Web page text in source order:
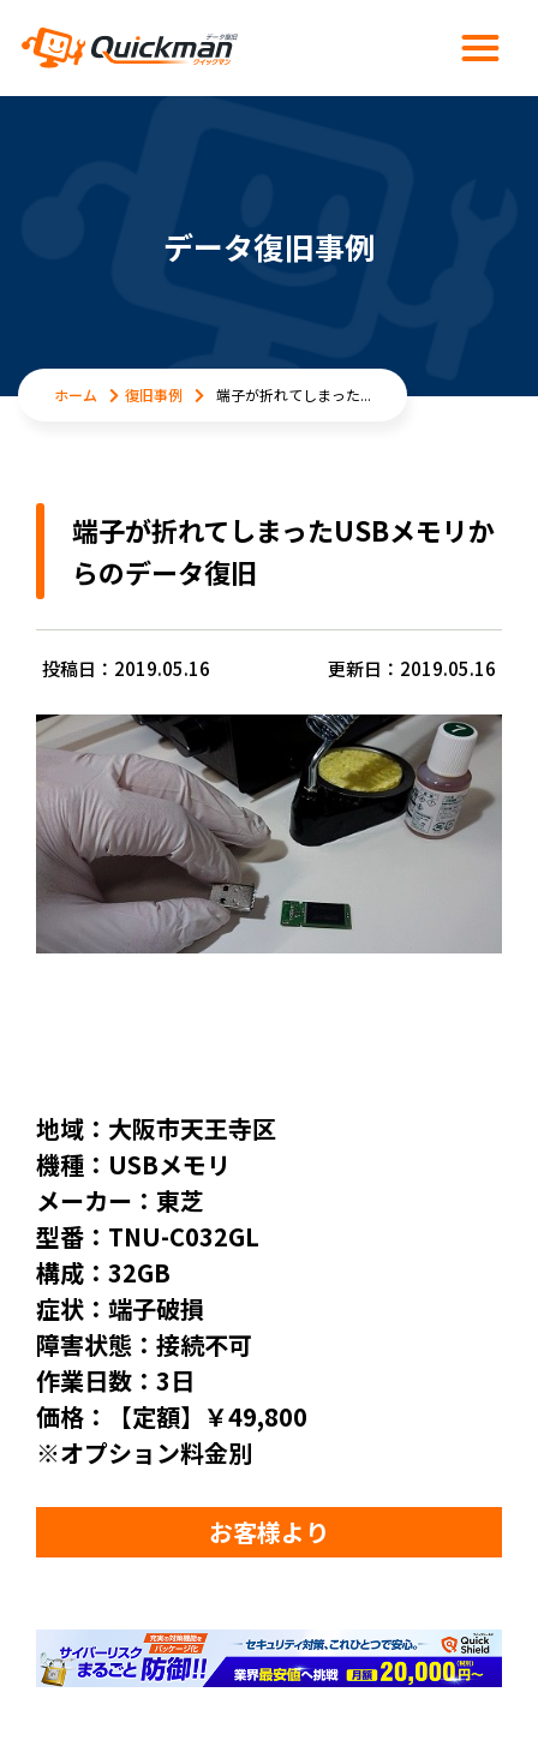
データ復旧事例
ホーム 復旧事例 端子が折れてしまった...
端子が折れてしまったUSBメモリか
らのデータ復旧
投稿日：2019.05.16 更新日：2019.05.16
地域：大阪市天王寺区
機種：USBメモリ
メーカー：東芝
型番：TNU-C032GL
構成：32GB
症状：端子破損
障害状態：接続不可
作業日数：3日
価格：【定額】￥49,800
※オプション料金別
お客様より